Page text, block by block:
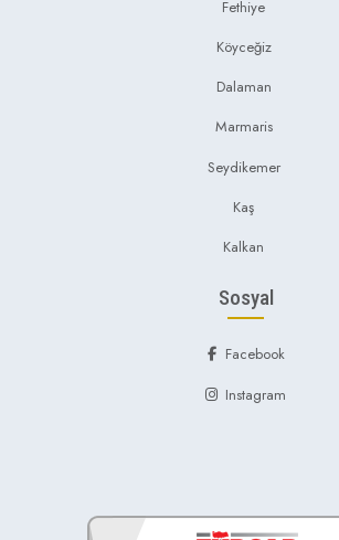
Fethiye
Köyceğiz
Dalaman
Marmaris
Seydikemer
Kaş
Kalkan
Sosyal
Facebook
Instagram